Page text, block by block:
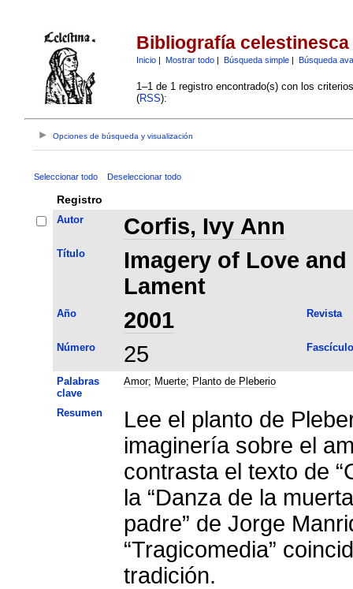
Bibliografía celestinesca
Inicio| Mostrar todo| Búsqueda simple| Búsqueda
1–1 de 1 registro encontrado(s) con los
(RSS):
Opciones de búsqueda y visualización
Seleccionar todo Deseleccionar todo
Registro
Autor Corfis, Ivy Ann
Título
Imagery of Love
Lament
Año 2001 Revista
Número 25 Fascículo
Palabras
clave
Amor; Muerte; Planto de Pleberio
Resumen
Lee el planto de
imaginería sobre el
contrasta el texto de
la “Danza de la
padre” de Jorge
“Tragicomedia”
tradición.